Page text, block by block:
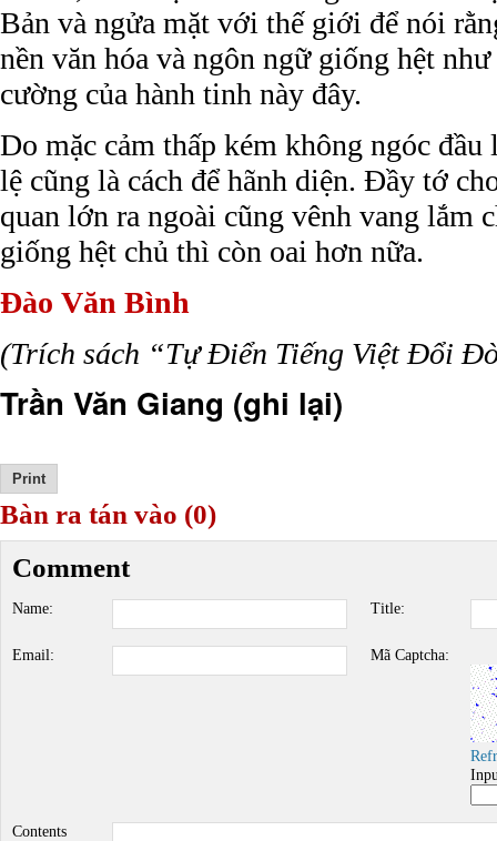
Bản và ngửa mặt với thế giới để nói
nền văn hóa và ngôn ngữ giống hệt
cường của hành tinh này đây.
Do mặc cảm thấp kém không ngóc đầu
lệ cũng là cách để hãnh diện. Đầy tớ
quan lớn ra ngoài cũng vênh vang lắm
giống hệt chủ thì còn oai hơn nữa.
Đào Văn Bình
(Trích sách “Tự Điển Tiếng Việt Đổi
Trần Văn Giang (ghi lại)
Bàn ra tán vào (0)
Comment
Name: Title:
Email: Mã Captcha:
Contents